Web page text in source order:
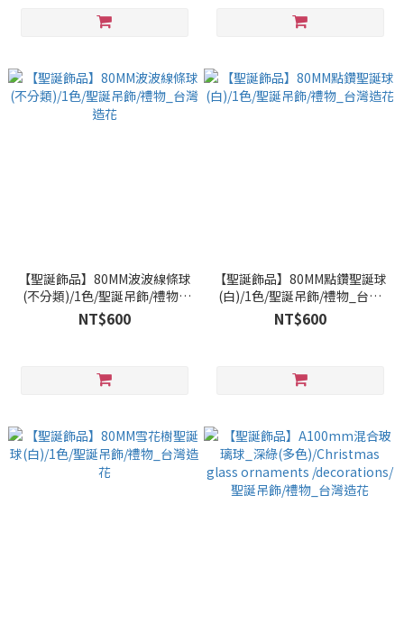
【聖誕飾品】80MM波波線條球
(不分類)/1色/聖誕吊飾/禮物_
台灣造花
NT$600
【聖誕飾品】80MM點鑽聖誕球
(白)/1色/聖誕吊飾/禮物_台灣
造花
NT$600